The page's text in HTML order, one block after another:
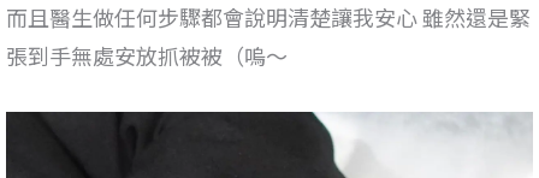
而且醫生做任何步驟都會說明清楚讓我安心 雖然還是緊
張到手無處安放抓被被（嗚～